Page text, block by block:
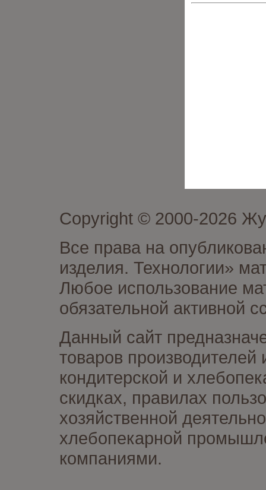
Copyright © 2000-2026
Все права на
изделия. Технологии»
Любое использование
обязательной активной
Данный сайт
товаров
кондитерской и
скидках, правилах
хозяйственной
хлебопекарной
компаниями.